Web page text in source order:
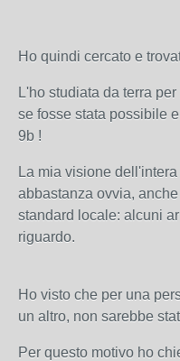
Ho quindi cercato e
L'ho studiata da terra
se fosse stata possibile
9b !
La mia visione
abbastanza ovvia,
standard locale: alcuni
riguardo.
Ho visto che per una
un altro, non sarebbe
Per questo motivo ho